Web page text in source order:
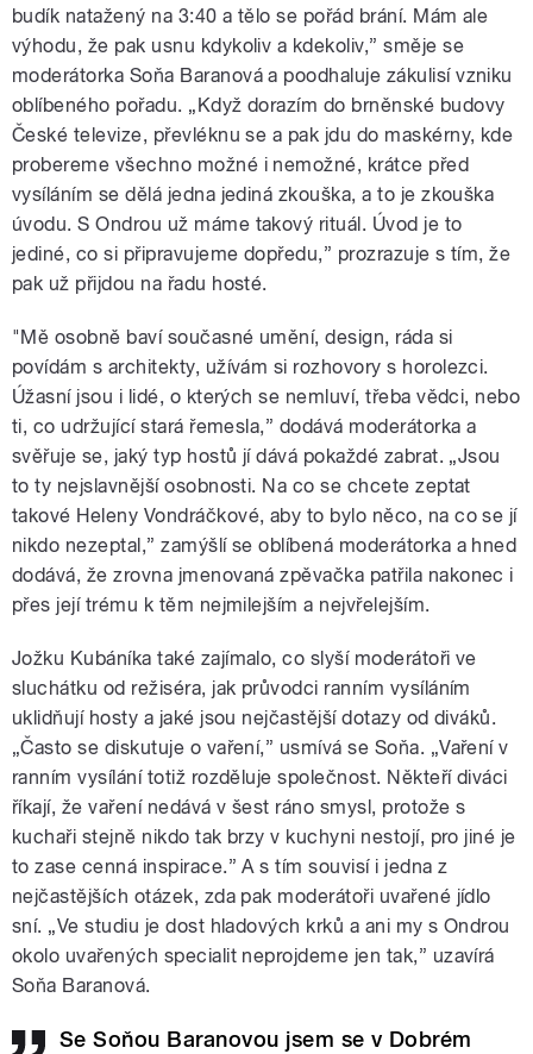
budík natažený na 3:40 a tělo se pořád brání. Mám ale
výhodu, že pak usnu kdykoliv a kdekoliv,” směje se
moderátorka Soňa Baranová a poodhaluje zákulisí vzniku
oblíbeného pořadu. „Když dorazím do brněnské budovy
České televize, převléknu se a pak jdu do maskérny, kde
probereme všechno možné i nemožné, krátce před
vysíláním se dělá jedna jediná zkouška, a to je zkouška
úvodu. S Ondrou už máme takový rituál. Úvod je to
jediné, co si připravujeme dopředu,” prozrazuje s tím, že
pak už přijdou na řadu hosté.
"Mě osobně baví současné umění, design, ráda si
povídám s architekty, užívám si rozhovory s horolezci.
Úžasní jsou i lidé, o kterých se nemluví, třeba vědci, nebo
ti, co udržující stará řemesla,” dodává moderátorka a
svěřuje se, jaký typ hostů jí dává pokaždé zabrat. „Jsou
to ty nejslavnější osobnosti. Na co se chcete zeptat
takové Heleny Vondráčkové, aby to bylo něco, na co se jí
nikdo nezeptal,” zamýšlí se oblíbená moderátorka a hned
dodává, že zrovna jmenovaná zpěvačka patřila nakonec i
přes její trému k těm nejmilejším a nejvřelejším.
Jožku Kubáníka také zajímalo, co slyší moderátoři ve
sluchátku od režiséra, jak průvodci ranním vysíláním
uklidňují hosty a jaké jsou nejčastější dotazy od diváků.
„Často se diskutuje o vaření,” usmívá se Soňa. „Vaření v
ranním vysílání totiž rozděluje společnost. Někteří diváci
říkají, že vaření nedává v šest ráno smysl, protože s
kuchaři stejně nikdo tak brzy v kuchyni nestojí, pro jiné je
to zase cenná inspirace.” A s tím souvisí i jedna z
nejčastějších otázek, zda pak moderátoři uvařené jídlo
sní. „Ve studiu je dost hladových krků a ani my s Ondrou
okolo uvařených specialit neprojdeme jen tak,” uzavírá
Soňa Baranová.
Se Soňou Baranovou jsem se v Dobrém